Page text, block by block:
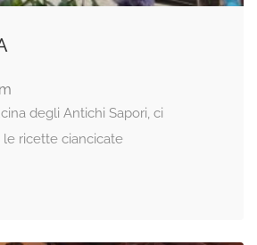
degli Antichi Sapori, ci
le ricette ciancicate